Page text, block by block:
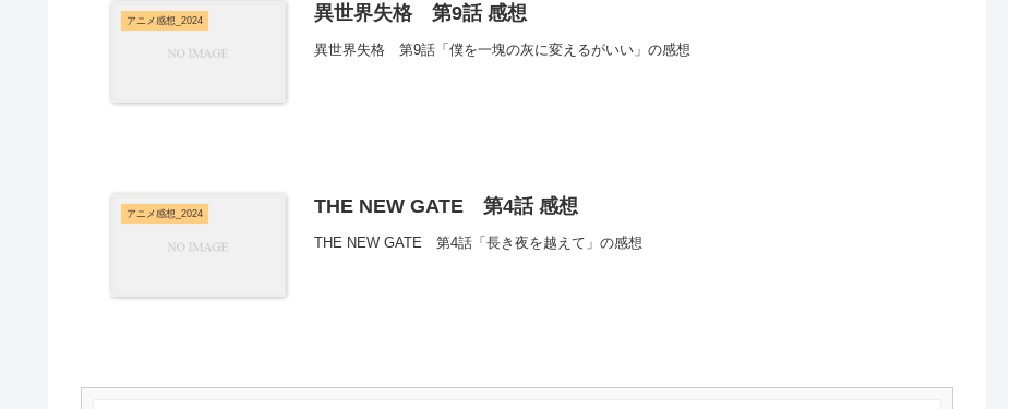
アニメ感想_2024 異世界失格 第9話 感想
異世界失格 第9話「僕を一塊の灰に変えるがいい」の感想
アニメ感想_2024 THE NEW GATE 第4話 感想
THE NEW GATE 第4話「長き夜を越えて」の感想